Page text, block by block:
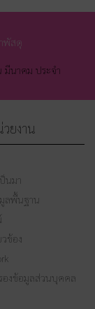
พัสดุ
มีนาคม ประจำ
ยงาน
นมา
ลพื้นฐาน
ข้อง
องข้อมูลส่วนบุคคล